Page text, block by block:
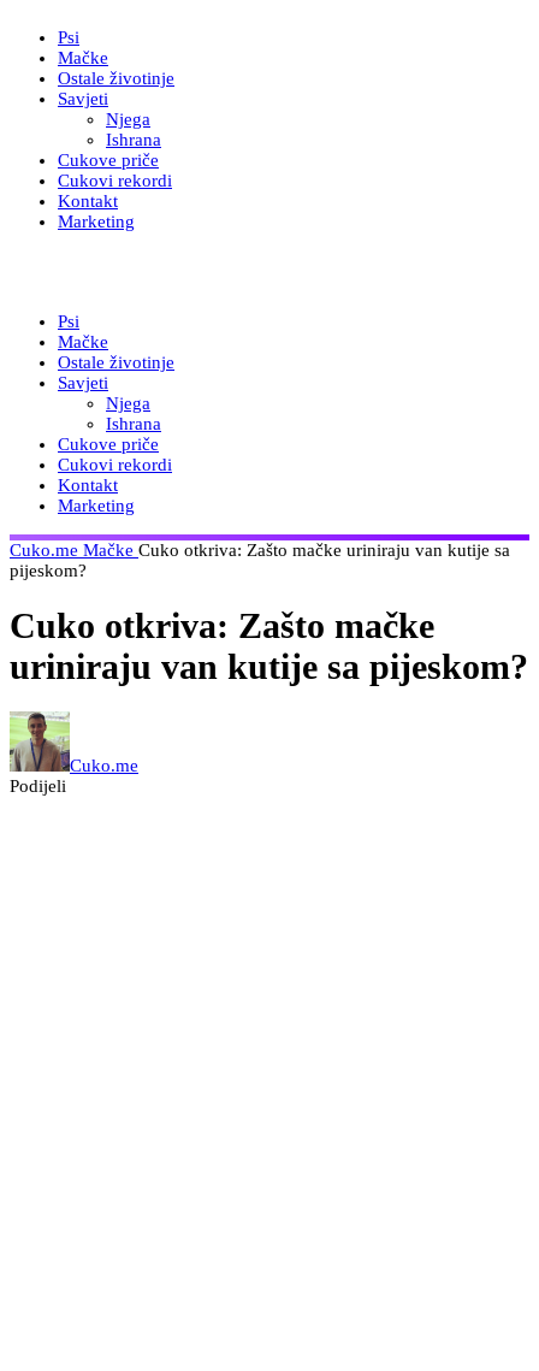
Psi
Mačke
Ostale životinje
Savjeti
Njega
Ishrana
Cukove priče
Cukovi rekordi
Kontakt
Marketing
Psi
Mačke
Ostale životinje
Savjeti
Njega
Ishrana
Cukove priče
Cukovi rekordi
Kontakt
Marketing
Cuko.me Mačke Cuko otkriva: Zašto mačke uriniraju van kutije sa
pijeskom?
Cuko otkriva: Zašto mačke
uriniraju van kutije sa pijeskom?
Cuko.me
Podijeli